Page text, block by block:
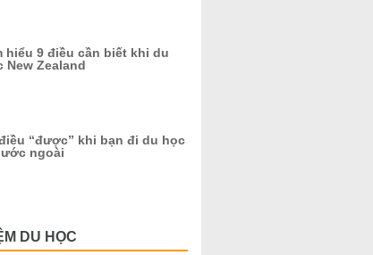
hiểu 9 điều cần biết khi du
New Zealand
“được” khi bạn đi du học
ngoài
DU HỌC